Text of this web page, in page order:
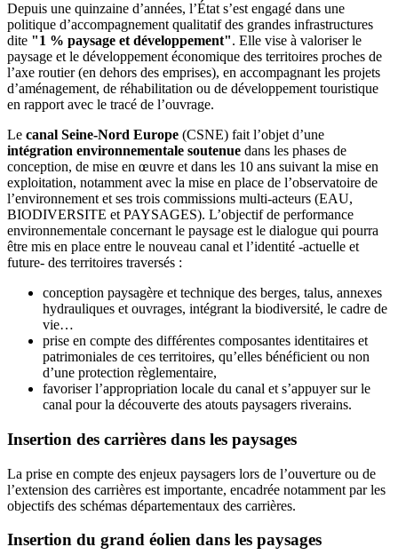
Depuis une quinzaine d’années, l’État s’est engagé dans une
politique d’accompagnement qualitatif des grandes infrastructures
dite "1 % paysage et développement". Elle vise à valoriser le
paysage et le développement économique des territoires proches de
l’axe routier (en dehors des emprises), en accompagnant les projets
d’aménagement, de réhabilitation ou de développement touristique
en rapport avec le tracé de l’ouvrage.
Le canal Seine-Nord Europe (CSNE) fait l’objet d’une
intégration environnementale soutenue dans les phases de
conception, de mise en œuvre et dans les 10 ans suivant la mise en
exploitation, notamment avec la mise en place de l’observatoire de
l’environnement et ses trois commissions multi-acteurs (EAU,
BIODIVERSITE et PAYSAGES). L’objectif de performance
environnementale concernant le paysage est le dialogue qui pourra
être mis en place entre le nouveau canal et l’identité -actuelle et
future- des territoires traversés :
conception paysagère et technique des berges, talus, annexes
hydrauliques et ouvrages, intégrant la biodiversité, le cadre de
vie…
prise en compte des différentes composantes identitaires et
patrimoniales de ces territoires, qu’elles bénéficient ou non
d’une protection règlementaire,
favoriser l’appropriation locale du canal et s’appuyer sur le
canal pour la découverte des atouts paysagers riverains.
Insertion des carrières dans les paysages
La prise en compte des enjeux paysagers lors de l’ouverture ou de
l’extension des carrières est importante, encadrée notamment par les
objectifs des schémas départementaux des carrières.
Insertion du grand éolien dans les paysages